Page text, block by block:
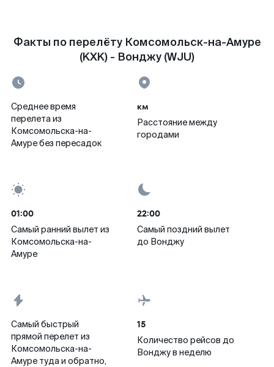
Факты по перелёту Комсомольск-на-Амуре
(KXK) - Вонджу (WJU)
Среднее время
перелета из
Комсомольска-на-
Амуре без пересадок
км
Расстояние между
городами
01:00
Самый ранний вылет из
Комсомольска-на-
Амуре
22:00
Самый поздний вылет
до Вонджу
Самый быстрый
прямой перелет из
Комсомольска-на-
Амуре туда и обратно,
15
Количество рейсов до
Вонджу в неделю